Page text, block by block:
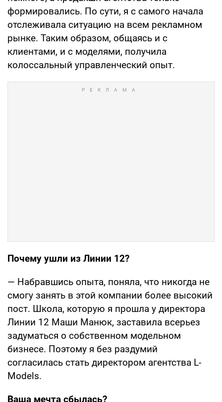
формировались. По сути, я с самого начала
отслеживала ситуацию на всем рекламном
рынке. Таким образом, общаясь и с
клиентами, и с моделями, получила
колоссальный управленческий опыт.
Почему ушли из Линии 12?
— Набравшись опыта, поняла, что никогда не
смогу занять в этой компании более высокий
пост. Школа, которую я прошла у директора
Линии 12 Маши Манюк, заставила всерьез
задуматься о собственном модельном
бизнесе. Поэтому я без раздумий
согласилась стать директором агентства L-
Models.
Ваша мечта сбылась?